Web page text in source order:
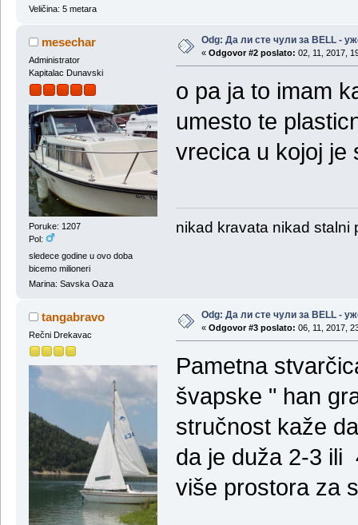
Veličina: 5 metara
mesechar
Administrator
Kapitalac Dunavski
Poruke: 1207
Pol:
sledece godine u ovo doba
bicemo milioneri
Marina: Savska Oaza
Odg: Да ли сте чули за BELL -
« Odgovor #2 poslato: 02, 11, 2017,
o pa ja to imam
umesto te
vrecica u kojoj je
nikad kravata nikad stalni
tangabravo
Rečni Drekavac
Odg: Да ли сте чули за BELL -
« Odgovor #3 poslato: 06, 11, 2017,
Pametna
švapske " han
stručnost kaže
da je duža 2-3 ili
više prostora za